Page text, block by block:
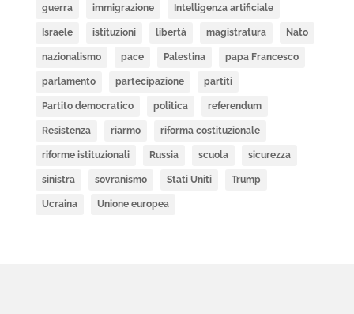
guerra immigrazione Intelligenza artificiale
Israele istituzioni libertà magistratura Nato
nazionalismo pace Palestina papa Francesco
parlamento partecipazione partiti
Partito democratico politica referendum
Resistenza riarmo riforma costituzionale
riforme istituzionali Russia scuola sicurezza
sinistra sovranismo Stati Uniti Trump
Ucraina Unione europea